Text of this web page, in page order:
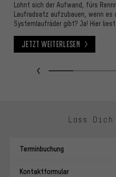
Lohnt sich der Aufwand, fürs
Laufradsatz aufzubauen, wenn es
Systemlaufräder gibt? Ja! Hier liest
Jetzt weiterlesen
Lass
Terminbuchung
Kontaktformular